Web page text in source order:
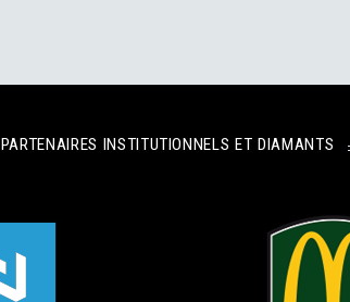
PARTENAIRES INSTITUTIONNELS ET DIAMANTS